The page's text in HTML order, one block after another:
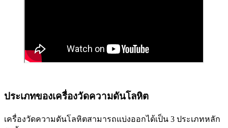
ประเภทของเครื่องวัดความดันโลหิต
เครื่องวัดความดันโลหิตสามารถแบ่งออกได้เป็น 3 ประเภทหลัก